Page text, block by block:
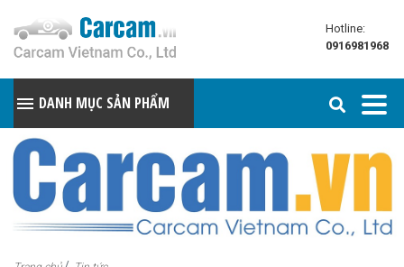
Hotline:
0916981968
DANH MỤC SẢN PHẨM